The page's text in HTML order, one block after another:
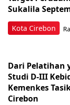
Kota Cirebon
Sukalila
Dari Pelatihan
Studi D-III
Kemenkes
Cirebon